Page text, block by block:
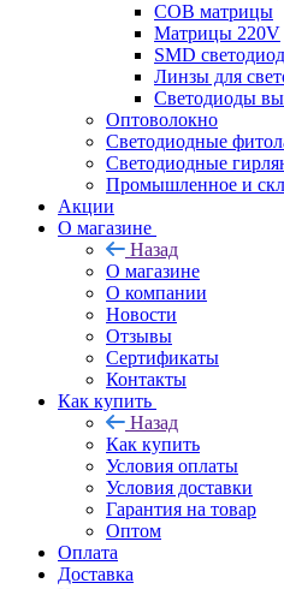
COB матрицы
Матрицы 220V
SMD
Линзы для
Светодиоды
Оптоволокно
Светодиодные
Светодиодные
Промышленное и
Акции
О магазине
Назад
О магазине
О компании
Новости
Отзывы
Сертификаты
Контакты
Как купить
Назад
Как купить
Условия оплаты
Условия доставки
Гарантия на товар
Оптом
Оплата
Доставка